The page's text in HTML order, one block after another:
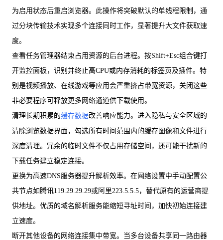
为启用状态后重启浏览器。此操作将突破默认的单线程限制，通
过分块传输技术实现多个连接同时工作，显著提升大文件获取速
度。
查看任务管理器结束占用资源的后台进程。按Shift+Esc组合键打
开监控面板，识别并终止高CPU或内存消耗的标签页及插件。特
别是视频播放、在线游戏等应用会严重挤占带宽资源，关闭这些
非必要程序可释放更多网络通道供下载使用。
清理长期积累的缓存数据改善响应能力。进入隐私与安全区域的
清除浏览数据界面，勾选所有时间范围内的缓存图像和文件进行
深度清理。冗余的临时文件不仅占用存储空间，还可能干扰新的
下载任务建立稳定连接。
更换为高速DNS服务器提升解析效率。在网络设置中手动配置公
共节点如腾讯119.29.29.29或阿里223.5.5.5，替代原有的运营商提
供地址。优质的域名解析服务能缩短寻址时间，加快初始连接建
立速度。
断开其他设备的网络连接集中带宽。当多台设备共享同一路由器